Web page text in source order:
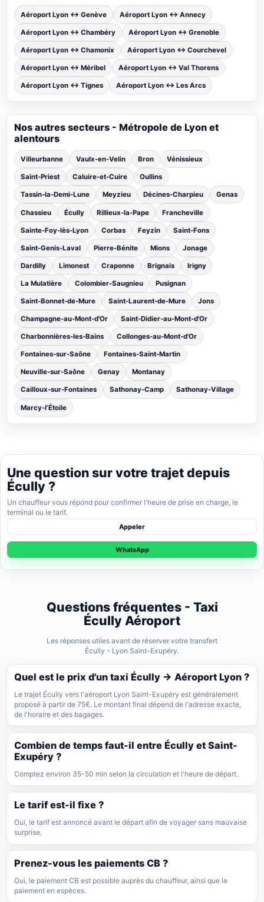
Aéroport Lyon ↔ Genève Aéroport Lyon ↔ Annecy
Aéroport Lyon ↔ Chambéry Aéroport Lyon ↔ Grenoble
Aéroport Lyon ↔ Chamonix Aéroport Lyon ↔ Courchevel
Aéroport Lyon ↔ Méribel Aéroport Lyon ↔ Val Thorens
Aéroport Lyon ↔ Tignes Aéroport Lyon ↔ Les Arcs
Nos autres secteurs - Métropole de Lyon et
alentours
Villeurbanne Vaulx-en-Velin Bron Vénissieux
Saint-Priest Caluire-et-Cuire Oullins
Tassin-la-Demi-Lune Meyzieu Décines-Charpieu Genas
Chassieu Écully Rillieux-la-Pape Francheville
Sainte-Foy-lès-Lyon Corbas Feyzin Saint-Fons
Saint-Genis-Laval Pierre-Bénite Mions Jonage
Dardilly Limonest Craponne Brignais Irigny
La Mulatière Colombier-Saugnieu Pusignan
Saint-Bonnet-de-Mure Saint-Laurent-de-Mure Jons
Champagne-au-Mont-d'Or Saint-Didier-au-Mont-d'Or
Charbonnières-les-Bains Collonges-au-Mont-d'Or
Fontaines-sur-Saône Fontaines-Saint-Martin
Neuville-sur-Saône Genay Montanay
Cailloux-sur-Fontaines Sathonay-Camp Sathonay-Village
Marcy-l’Étoile
Une question sur votre trajet depuis
Écully ?
Un chauffeur vous répond pour confirmer l'heure de prise en charge, le
terminal ou le tarif.
Appeler
WhatsApp
Questions fréquentes - Taxi
Écully Aéroport
Les réponses utiles avant de réserver votre transfert
Écully - Lyon Saint-Exupéry.
Quel est le prix d'un taxi Écully → Aéroport Lyon ?
Le trajet Écully vers l'aéroport Lyon Saint-Exupéry est généralement
proposé à partir de 75€. Le montant final dépend de l'adresse exacte,
de l'horaire et des bagages.
Combien de temps faut-il entre Écully et Saint-
Exupéry ?
Comptez environ 35-50 min selon la circulation et l'heure de départ.
Le tarif est-il fixe ?
Oui, le tarif est annoncé avant le départ afin de voyager sans mauvaise
surprise.
Prenez-vous les paiements CB ?
Oui, le paiement CB est possible auprès du chauffeur, ainsi que le
paiement en espèces.